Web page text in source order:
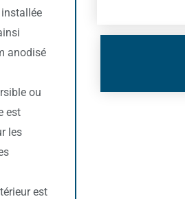
anodisé
ou
est
les
est